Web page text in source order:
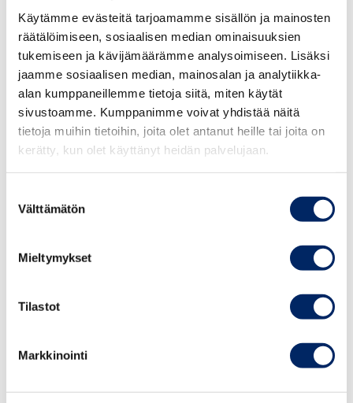
Käytämme evästeitä tarjoamamme sisällön ja mainosten
räätälöimiseen, sosiaalisen median ominaisuuksien
tukemiseen ja kävijämäärämme analysoimiseen. Lisäksi
jaamme sosiaalisen median, mainosalan ja analytiikka-
alan kumppaneillemme tietoja siitä, miten käytät
sivustoamme. Kumppanimme voivat yhdistää näitä
tietoja muihin tietoihin, joita olet antanut heille tai joita on
kerätty, kun olet käyttänyt heidän palvelujaan.
valinta
Välttämätön
Mieltymykset
Tilastot
Markkinointi
Lagstiftning och litteratur för provet
inte nödvändigt att läsa alla verk.
Observera att det i förteckningen specificeras vilket
material du får ta med dig till provtillfället. Material som
anges under rubriken Lagstiftning är tillåtna vid provet
(grön bakgrund). Däremot får de verk eller anvisningar
som anges under rubriken Litteratur och anvisningar
(röd bakgrund) eller andra läro- och handböcker inte
användas vid provet. Vid provet får man inte heller
propositioner eller betänkanden.